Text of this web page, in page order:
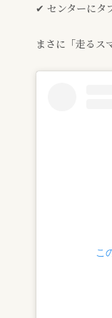
✔ センターにタ
まさに「走るス
こ